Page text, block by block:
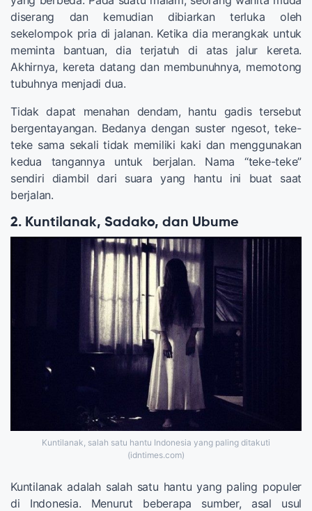
diserang dan kemudian dibiarkan terluka oleh
sekelompok pria di jalanan. Ketika dia merangkak untuk
meminta bantuan, dia terjatuh di atas jalur kereta.
Akhirnya, kereta datang dan membunuhnya, memotong
tubuhnya menjadi dua.
Tidak dapat menahan dendam, hantu gadis tersebut
bergentayangan. Bedanya dengan suster ngesot, teke-
teke sama sekali tidak memiliki kaki dan menggunakan
kedua tangannya untuk berjalan. Nama “teke-teke”
sendiri diambil dari suara yang hantu ini buat saat
berjalan.
2. Kuntilanak, Sadako, dan Ubume
Kuntilanak, salah satu hantu Indonesia yang paling ditakuti
(idntimes.com)
Kuntilanak adalah salah satu hantu yang paling populer
di Indonesia. Menurut beberapa sumber, asal usul